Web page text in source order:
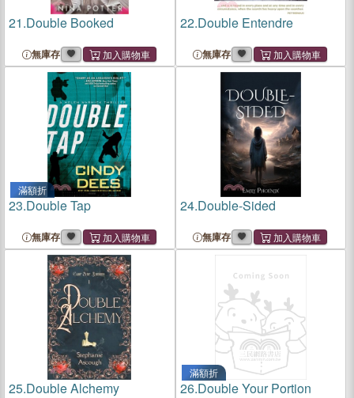
21.Double Booked
無庫存
22.Double Entendre
無庫存
滿額折
23.Double Tap
無庫存
24.Double-Sided
無庫存
25.Double Alchemy
滿額折
26.Double Your Portion